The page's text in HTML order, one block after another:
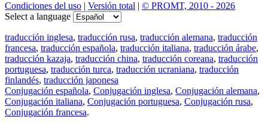
Condiciones del uso | Versión total | © PROMT, 2010 - 2026
Select a language
traducción inglesa, traducción rusa, traducción alemana, traducción
francesa, traducción española, traducción italiana, traducción árabe,
traducción kazaja, traducción china, traducción coreana, traducción
portuguesa, traducción turca, traducción ucraniana, traducción
finlandés, traducción japonesa
Conjugación española, Conjugación inglesa, Conjugación alemana,
Conjugación italiana, Conjugación portuguesa, Conjugación rusa,
Conjugación francesa.